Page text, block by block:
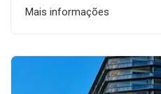
Mais informações